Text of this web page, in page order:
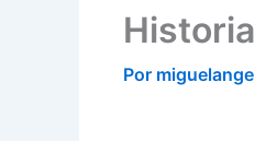
Por